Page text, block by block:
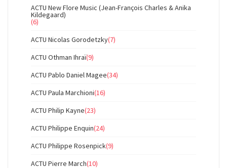
ACTU New Flore Music (Jean-François Charles & Anika
Kildegaard)
(6)
ACTU Nicolas Gorodetzky(7)
ACTU Othman Ihraï(9)
ACTU Pablo Daniel Magee(34)
ACTU Paula Marchioni(16)
ACTU Philip Kayne(23)
ACTU Philippe Enquin(24)
ACTU Philippe Rosenpick(9)
ACTU Pierre March(10)